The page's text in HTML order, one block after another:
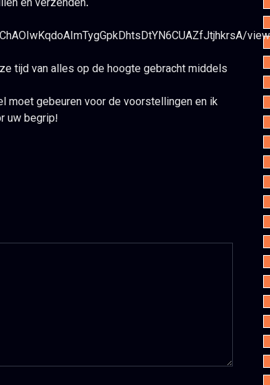
en verzenden.
tijd van alles op de hoogte gebracht middels
moet gebeuren voor de voorstellingen en ik
uw begrip!